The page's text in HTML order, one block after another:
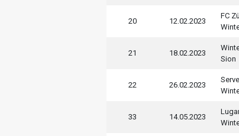
20 12.02.2023
FC
21 18.02.2023
Sion
22 26.02.2023
33 14.05.2023